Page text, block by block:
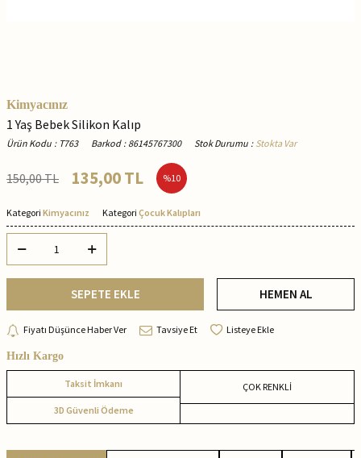
Kimyacınız
1 Yaş Bebek Silikon Kalıp
Ürün Kodu : T763 Barkod : 86145767300 Stok Durumu : Stokta Var
150,00TL 135,00TL %10
Kategori Kimyacınız Kategori Çocuk Kalıpları
SEPETE EKLE HEMEN AL
Fiyatı Düşünce Haber Ver Tavsiye Et Listeye Ekle
Hızlı Kargo
Taksit İmkanı
3D Güvenli Ödeme
ÇOK RENKLİ